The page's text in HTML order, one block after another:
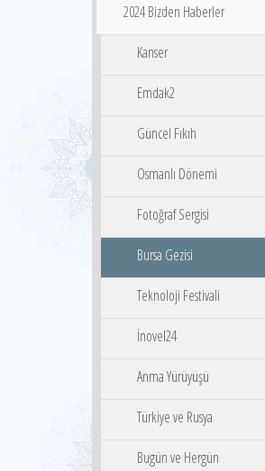
2024 Bizden Haberler
Kanser
Emdak2
Güncel Fıkıh
Osmanlı Dönemi
Fotoğraf Sergisi
Bursa Gezisi
Teknoloji Festivali
İnovel24
Anma Yürüyüşü
Türkiye ve Rusya
Bugün ve Hergün